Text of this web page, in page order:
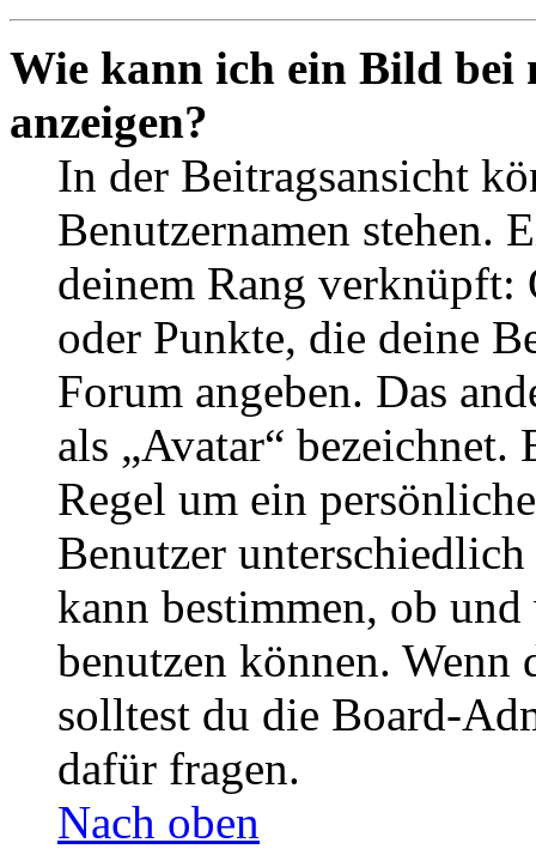
Wie kann ich ein Bild bei
anzeigen?
In der Beitragsansicht
Benutzernamen stehen.
deinem Rang verknüpft:
oder Punkte, die deine
Forum angeben. Das
als „Avatar“
Regel um ein
Benutzer
kann bestimmen, ob
benutzen können. Wenn
solltest du die Board-
dafür fragen.
Nach oben